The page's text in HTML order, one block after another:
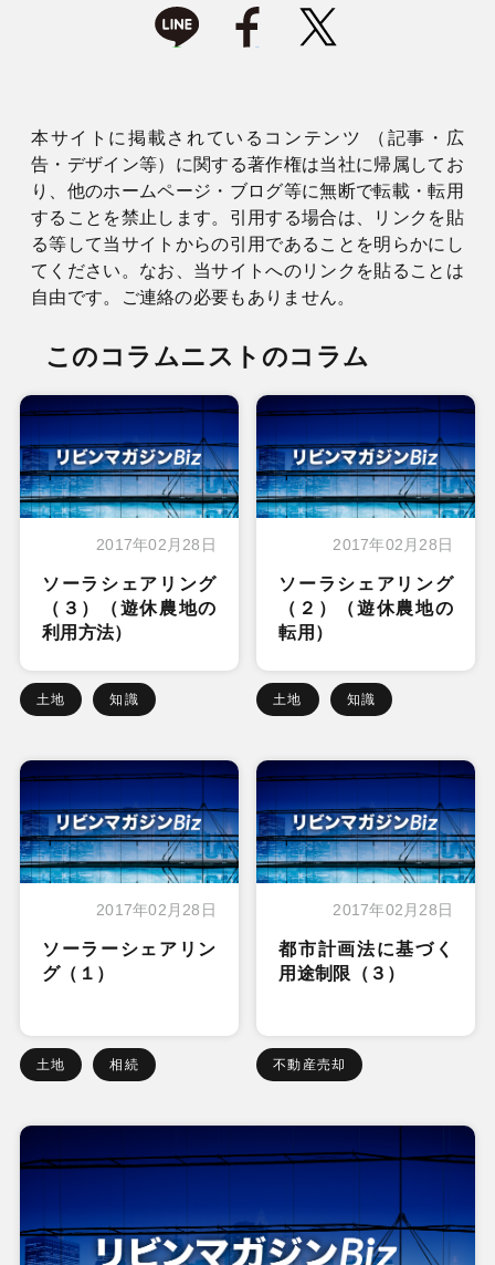
本サイトに掲載されているコンテンツ （記事・広
告・デザイン等）に関する著作権は当社に帰属してお
り、他のホームページ・ブログ等に無断で転載・転用
することを禁止します。引用する場合は、リンクを貼
る等して当サイトからの引用であることを明らかにし
てください。なお、当サイトへのリンクを貼ることは
自由です。ご連絡の必要もありません。
このコラムニストのコラム
2017年02月28日
ソーラシェアリング
（３）（遊休農地の
利用方法）
土地 知識
2017年02月28日
ソーラシェアリング
（２）（遊休農地の
転用）
土地 知識
2017年02月28日
ソーラーシェアリン
グ（１）
土地 相続
2017年02月28日
都市計画法に基づく
用途制限（３）
不動産売却